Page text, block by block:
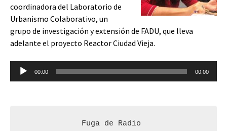
coordinadora del Laboratorio de
Urbanismo Colaborativo, un
grupo de investigación y extensión de FADU, que lleva
adelante el proyecto Reactor Ciudad Vieja.
Reproductor
00:00 00:00
Fuga de Radio